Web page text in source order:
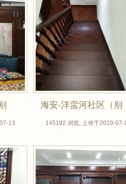
13
海安-洋蛮河社区（别
墅，北美樱桃全屋定
梯，垭口套，室内
门，房门定做）_02
145192 浏览, 上传于2019-07-